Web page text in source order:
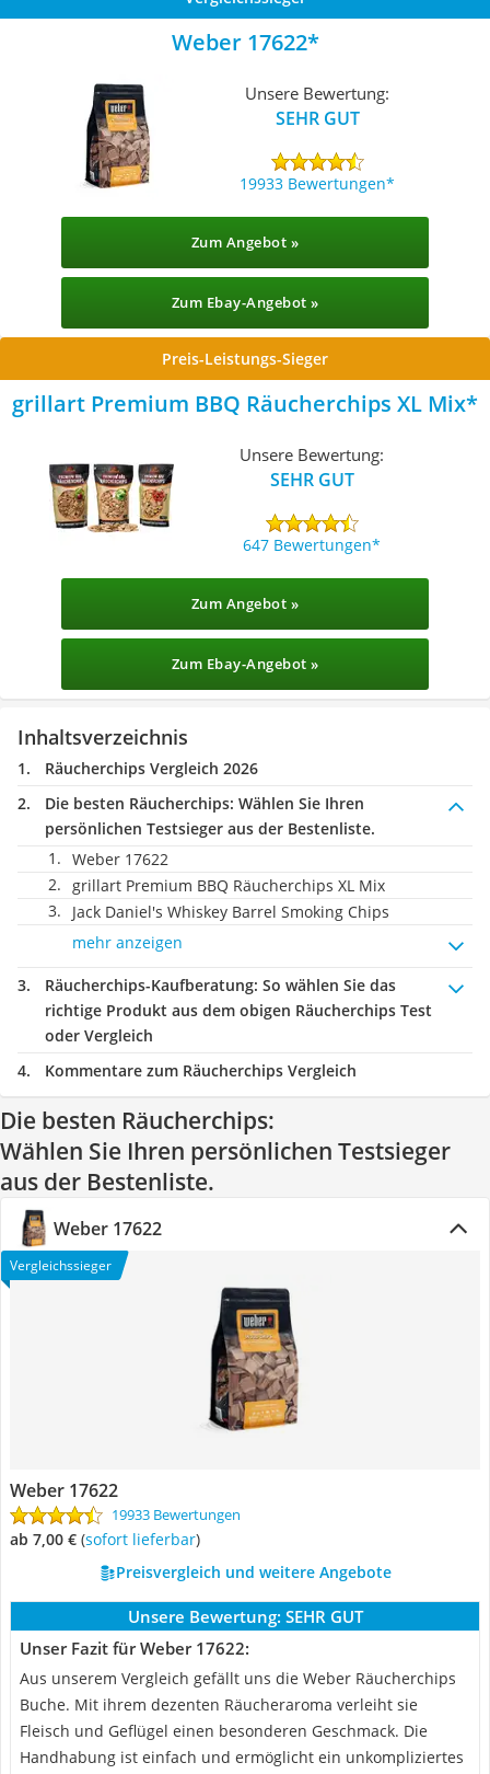
Weber 17622
Unsere Bewertung:
SEHR GUT
19933 Bewertungen
Zum Angebot »
Zum Ebay-Angebot »
Preis-Leistungs-Sieger
grillart Premium BBQ Räucherchips XL Mix
Unsere Bewertung:
SEHR GUT
647 Bewertungen
Zum Angebot »
Zum Ebay-Angebot »
Inhaltsverzeichnis
Räucherchips Vergleich 2026
Die besten Räucherchips: Wählen Sie Ihren
persönlichen Testsieger aus der Bestenliste.
Weber 17622
grillart Premium BBQ Räucherchips XL Mix
Jack Daniel's Whiskey Barrel Smoking Chips
mehr anzeigen
Räucherchips-Kaufberatung: So wählen Sie das
richtige Produkt aus dem obigen Räucherchips Test
oder Vergleich
Kommentare zum Räucherchips Vergleich
Die besten Räucherchips:
Wählen Sie Ihren persönlichen Testsieger
aus der Bestenliste.
Weber 17622
Vergleichssieger
Weber 17622
19933 Bewertungen
ab 7,00 € ( Sofort lieferbar)
Preisvergleich und weitere Angebote
Unsere Bewertung: SEHR GUT
Unser Fazit für Weber 17622:
Aus unserem Vergleich gefällt uns die Weber Räucherchips
Buche. Mit ihrem dezenten Räucheraroma verleiht sie
Fleisch und Geflügel einen besonderen Geschmack. Die
Handhabung ist einfach und ermöglicht ein unkompliziertes